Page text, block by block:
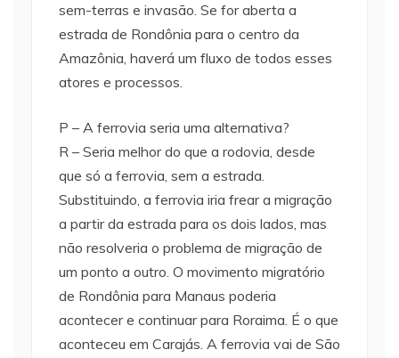
sem-terras e invasão. Se for aberta a
estrada de Rondônia para o centro da
Amazônia, haverá um fluxo de todos esses
atores e processos.
P – A ferrovia seria uma alternativa?
R – Seria melhor do que a rodovia, desde
que só a ferrovia, sem a estrada.
Substituindo, a ferrovia iria frear a migração
a partir da estrada para os dois lados, mas
não resolveria o problema de migração de
um ponto a outro. O movimento migratório
de Rondônia para Manaus poderia
acontecer e continuar para Roraima. É o que
aconteceu em Carajás. A ferrovia vai de São